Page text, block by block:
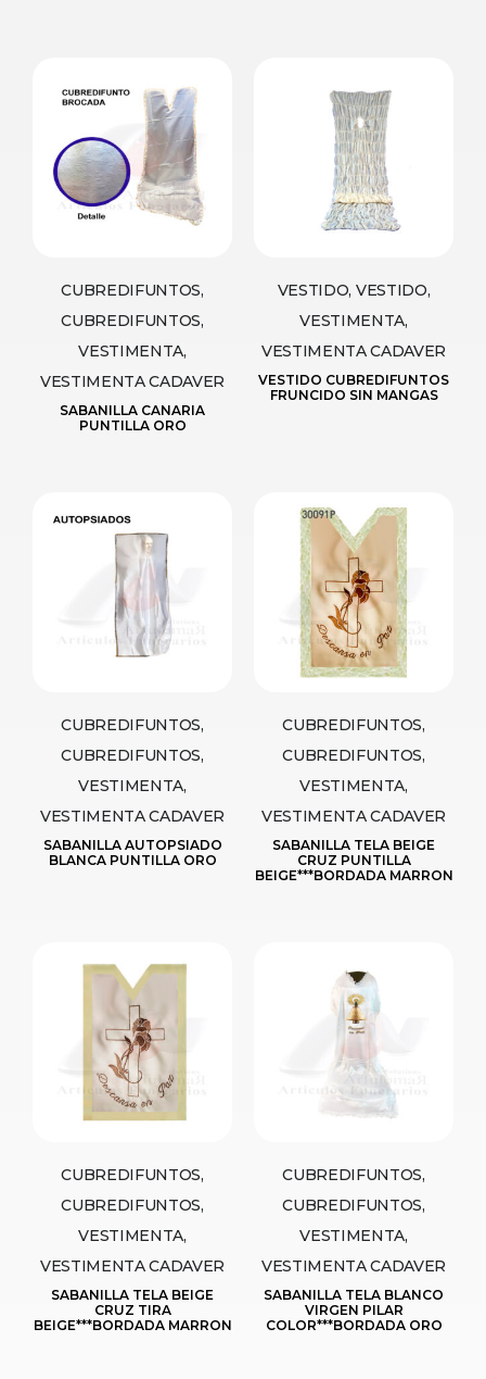
CUBREDIFUNTOS,
CUBREDIFUNTOS,
VESTIMENTA,
VESTIMENTA CADAVER
SABANILLA CANARIA
PUNTILLA ORO
VESTIDO, VESTIDO,
VESTIMENTA,
VESTIMENTA CADAVER
VESTIDO CUBREDIFUNTOS
FRUNCIDO SIN MANGAS
CUBREDIFUNTOS,
CUBREDIFUNTOS,
VESTIMENTA,
VESTIMENTA CADAVER
SABANILLA AUTOPSIADO
BLANCA PUNTILLA ORO
CUBREDIFUNTOS,
CUBREDIFUNTOS,
VESTIMENTA,
VESTIMENTA CADAVER
SABANILLA TELA BEIGE
CRUZ PUNTILLA
BEIGE***BORDADA MARRON
CUBREDIFUNTOS,
CUBREDIFUNTOS,
VESTIMENTA,
VESTIMENTA CADAVER
SABANILLA TELA BEIGE
CRUZ TIRA
BEIGE***BORDADA MARRON
CUBREDIFUNTOS,
CUBREDIFUNTOS,
VESTIMENTA,
VESTIMENTA CADAVER
SABANILLA TELA BLANCO
VIRGEN PILAR
COLOR***BORDADA ORO